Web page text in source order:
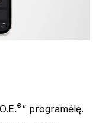
®“ programėlę.